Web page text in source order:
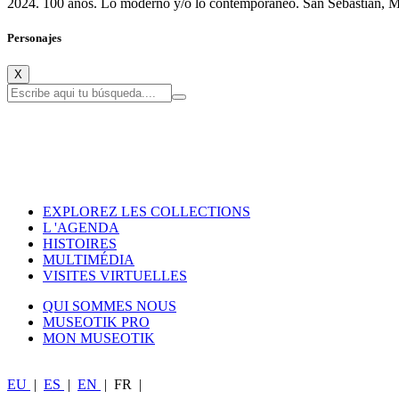
2024. 100 años. Lo moderno y/o lo contemporáneo. San Sebastián,
Personajes
X
EXPLOREZ LES COLLECTIONS
L 'AGENDA
HISTOIRES
MULTIMÉDIA
VISITES VIRTUELLES
QUI SOMMES NOUS
MUSEOTIK PRO
MON MUSEOTIK
EU | ES | EN | FR |